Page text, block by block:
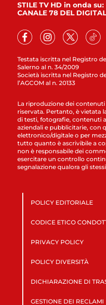
Testata iscritta nel Registro
Salerno al n. 34/2009
Società iscritta nel Registro
l’AGCOM al n. 20133
STILE TV HD in onda su:
CANALE 78 DEL
La riproduzione dei contenuti
riservata. Pertanto, è vietata
di testi, fotografie, contenuti
aziendali e pubblicitarie, con
elettronico/digitale o per
tutto quanto è ascrivibile a
non è responsabile dei
esercitare un controllo
segnalazione qualora gli
POLICY EDITORIALE
CODICE ETICO
PRIVACY POLICY
POLICY DIVERSITÀ
DICHIARAZIONE DI
GESTIONE DEI RECLAMI